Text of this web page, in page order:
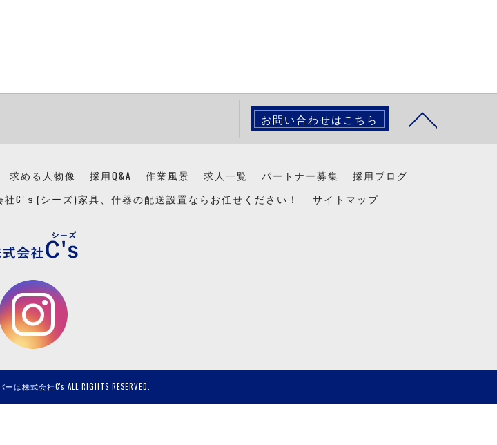
お問い合わせはこちら
求める人物像 採用Q&A 作業風景 求人一覧 パートナー募集
採用ブログ
社C’ｓ(シーズ)家具、什器の配送設置ならお任せください！ サイトマップ
株式会社C's ALL RIGHTS RESERVED.